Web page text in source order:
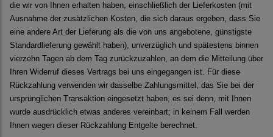
die wir von Ihnen erhalten haben, einschließlich der Lieferkosten (mit
Ausnahme der zusätzlichen Kosten, die sich daraus ergeben, dass Sie
eine andere Art der Lieferung als die von uns angebotene, günstigste
Standardlieferung gewählt haben), unverzüglich und spätestens binnen
vierzehn Tagen ab dem Tag zurückzuzahlen, an dem die Mitteilung über
Ihren Widerruf dieses Vertrags bei uns eingegangen ist. Für diese
Rückzahlung verwenden wir dasselbe Zahlungsmittel, das Sie bei der
ursprünglichen Transaktion eingesetzt haben, es sei denn, mit Ihnen
wurde ausdrücklich etwas anderes vereinbart; in keinem Fall werden
Ihnen wegen dieser Rückzahlung Entgelte berechnet.